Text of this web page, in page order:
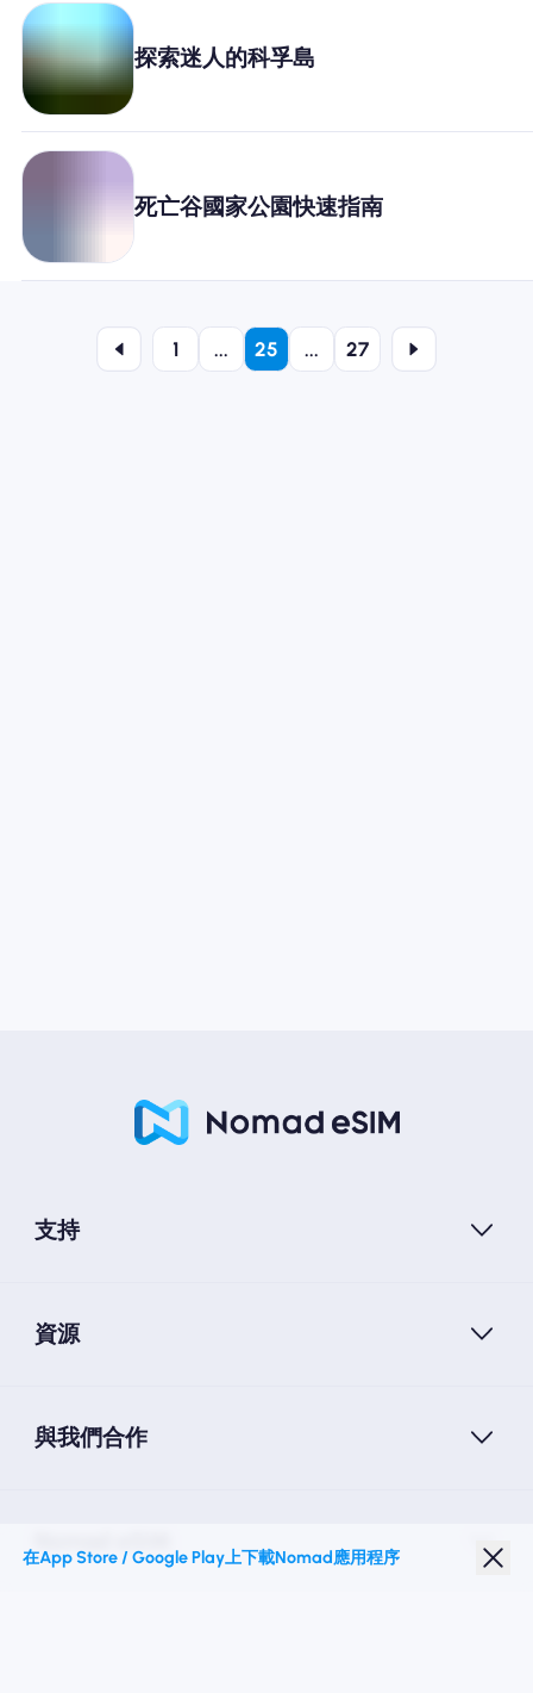
探索迷人的科孚島
死亡谷國家公園快速指南
1 ... 25 ... 27
支持
資源
與我們合作
在App Store / Google Play上下載Nomad應用程序